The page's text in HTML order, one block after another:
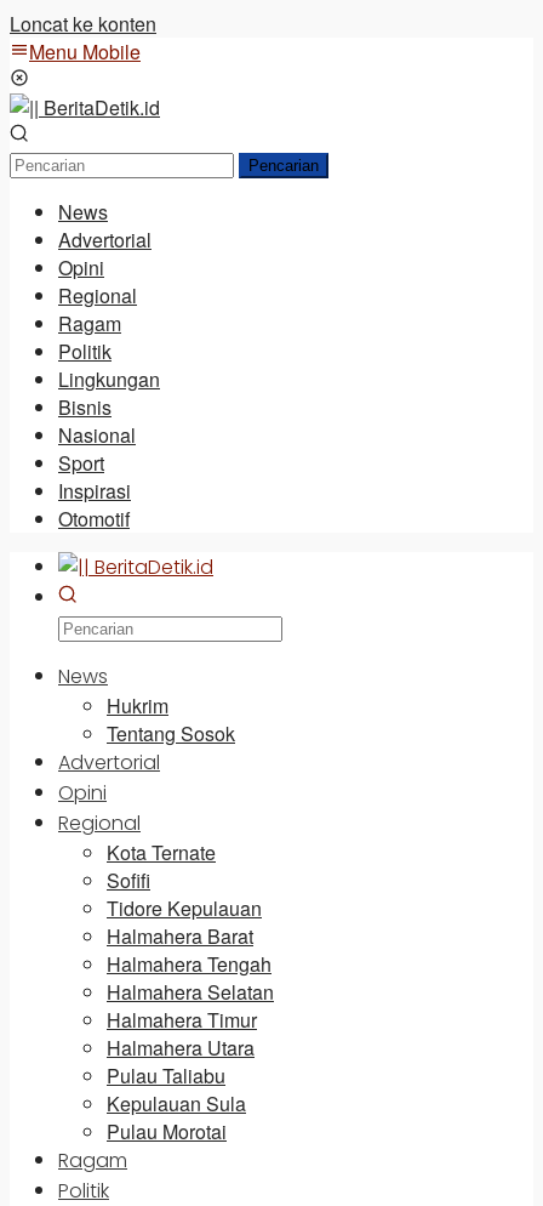
Loncat ke konten
Menu Mobile
Pencarian
News
Advertorial
Opini
Regional
Ragam
Politik
Lingkungan
Bisnis
Nasional
Sport
Inspirasi
Otomotif
News
Hukrim
Tentang Sosok
Advertorial
Opini
Regional
Kota Ternate
Sofifi
Tidore Kepulauan
Halmahera Barat
Halmahera Tengah
Halmahera Selatan
Halmahera Timur
Halmahera Utara
Pulau Taliabu
Kepulauan Sula
Pulau Morotai
Ragam
Politik